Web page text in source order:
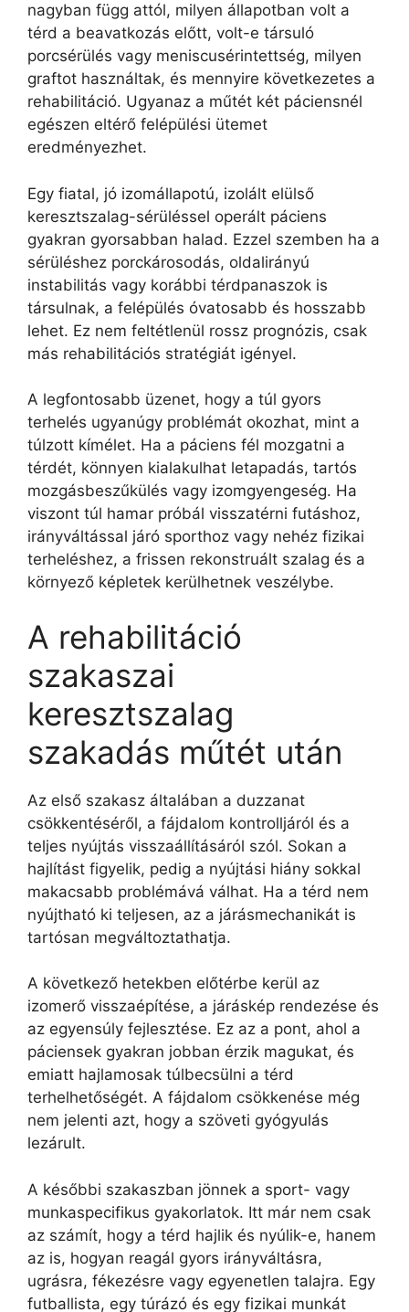
nagyban függ attól, milyen állapotban volt a
térd a beavatkozás előtt, volt-e társuló
porcsérülés vagy meniscusérintettség, milyen
graftot használtak, és mennyire következetes a
rehabilitáció. Ugyanaz a műtét két páciensnél
egészen eltérő felépülési ütemet
eredményezhet.
Egy fiatal, jó izomállapotú, izolált elülső
keresztszalag-sérüléssel operált páciens
gyakran gyorsabban halad. Ezzel szemben ha a
sérüléshez porckárosodás, oldalirányú
instabilitás vagy korábbi térdpanaszok is
társulnak, a felépülés óvatosabb és hosszabb
lehet. Ez nem feltétlenül rossz prognózis, csak
más rehabilitációs stratégiát igényel.
A legfontosabb üzenet, hogy a túl gyors
terhelés ugyanúgy problémát okozhat, mint a
túlzott kímélet. Ha a páciens fél mozgatni a
térdét, könnyen kialakulhat letapadás, tartós
mozgásbeszűkülés vagy izomgyengeség. Ha
viszont túl hamar próbál visszatérni futáshoz,
irányváltással járó sporthoz vagy nehéz fizikai
terheléshez, a frissen rekonstruált szalag és a
környező képletek kerülhetnek veszélybe.
A rehabilitáció
szakaszai
keresztszalag
szakadás műtét után
Az első szakasz általában a duzzanat
csökkentéséről, a fájdalom kontrolljáról és a
teljes nyújtás visszaállításáról szól. Sokan a
hajlítást figyelik, pedig a nyújtási hiány sokkal
makacsabb problémává válhat. Ha a térd nem
nyújtható ki teljesen, az a járásmechanikát is
tartósan megváltoztathatja.
A következő hetekben előtérbe kerül az
izomerő visszaépítése, a járáskép rendezése és
az egyensúly fejlesztése. Ez az a pont, ahol a
páciensek gyakran jobban érzik magukat, és
emiatt hajlamosak túlbecsülni a térd
terhelhetőségét. A fájdalom csökkenése még
nem jelenti azt, hogy a szöveti gyógyulás
lezárult.
A későbbi szakaszban jönnek a sport- vagy
munkaspecifikus gyakorlatok. Itt már nem csak
az számít, hogy a térd hajlik és nyúlik-e, hanem
az is, hogyan reagál gyors irányváltásra,
ugrásra, fékezésre vagy egyenetlen talajra. Egy
futballista, egy túrázó és egy fizikai munkát